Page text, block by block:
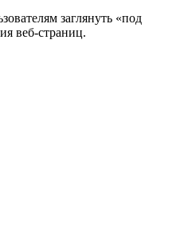
заглянуть «под
веб-страниц.